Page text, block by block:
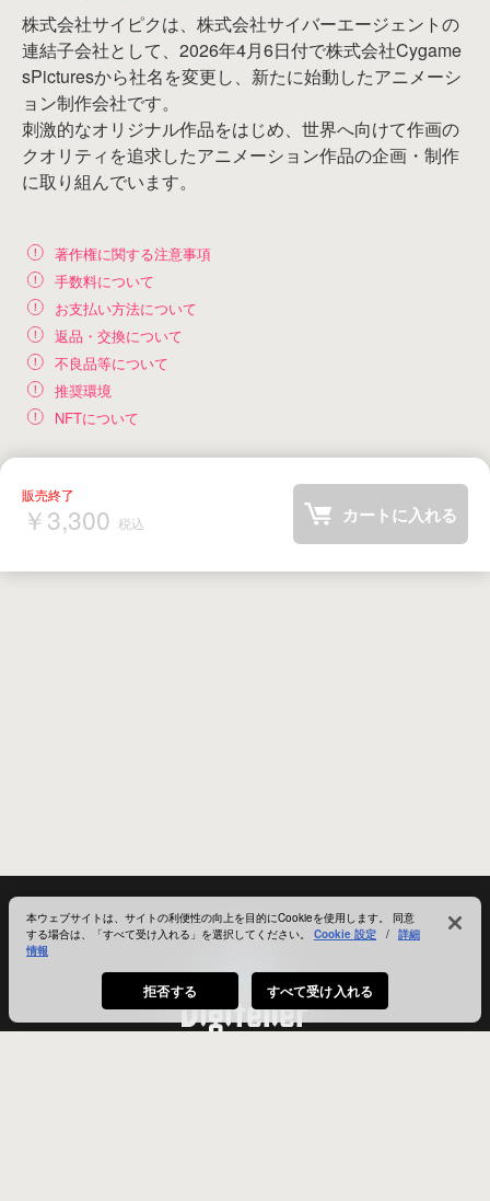
株式会社サイピクは、株式会社サイバーエージェントの
連結子会社として、2026年4月6日付で株式会社Cygame
sPicturesから社名を変更し、新たに始動したアニメーシ
ョン制作会社です。
刺激的なオリジナル作品をはじめ、世界へ向けて作画の
クオリティを追求したアニメーション作品の企画・制作
に取り組んでいます。
著作権に関する注意事項
手数料について
お支払い方法について
返品・交換について
不良品等について
推奨環境
NFTについて
￥3,300 税込 カートに入れる
本ウェブサイトは、サイトの利便性の向上を目的にCookieを使用します。 同意
する場合は、「すべて受け入れる」を選択してください。 Cookie 設定 / 詳細
情報
拒否する すべて受け入れる